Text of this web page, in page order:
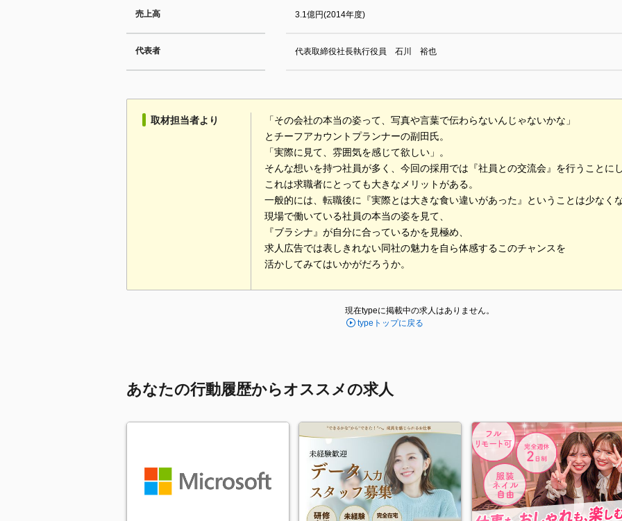
売上高 3.1億円(2014年度)
代表者 代表取締役社長執行役員 石川 裕也
取材担当者より
「その会社の本当の姿って、写真や言葉で伝わらないんじゃないかな」
とチーフアカウントプランナーの副田氏。
「実際に見て、雰囲気を感じて欲しい」。
そんな想いを持つ社員が多く、今回の採用では『社員との交流会』を行うことに
これは求職者にとっても大きなメリットがある。
一般的には、転職後に『実際とは大きな食い違いがあった』ということは少なくな
現場で働いている社員の本当の姿を見て、
『ブラシナ』が自分に合っているかを見極め、
求人広告では表しきれない同社の魅力を自ら体感するこのチャンスを
活かしてみてはいかがだろうか。
現在typeに掲載中の求人はありません。
typeトップに戻る
あなたの行動履歴からオススメの求人